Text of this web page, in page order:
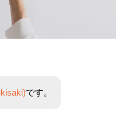
です。